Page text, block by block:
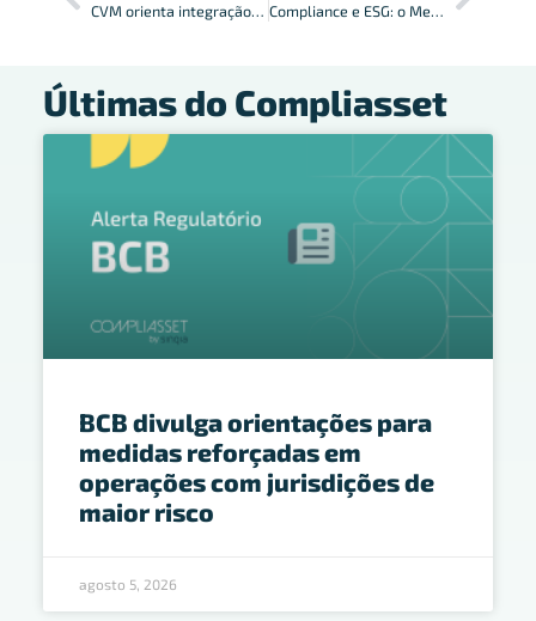
CVM orienta integração de fatores ASG em Suitability Compliance e ESG: o Mercado Financeiro pensando no futuro
Últimas do Compliasset
BCB divulga orientações para
medidas reforçadas em
operações com jurisdições de
maior risco
agosto 5, 2026